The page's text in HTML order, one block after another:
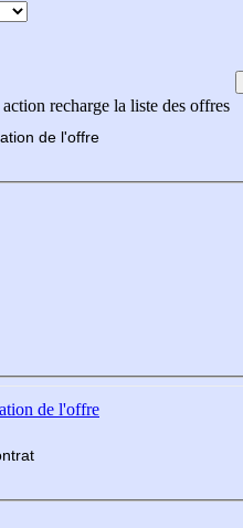
recharge la liste des offres
de l'offre
de l'offre